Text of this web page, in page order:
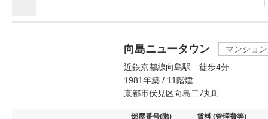
向島ニュータウン
マンション
近鉄京都線向島駅 徒歩4分
1981年築 / 11階建
京都市伏見区向島二ﾉ丸町
部屋番号(階) 賃料 (管理費等)